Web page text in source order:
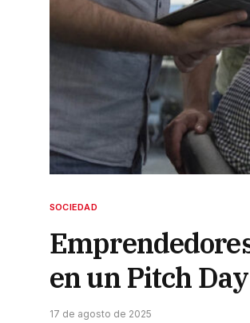
SOCIEDAD
en un Pitch
17 de agosto de 2025